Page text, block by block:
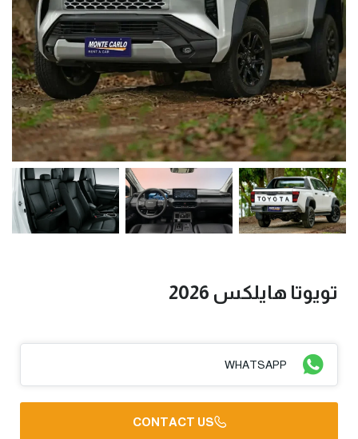
تويوتا هايلكس 2026
WHATSAPP
CONTACT US